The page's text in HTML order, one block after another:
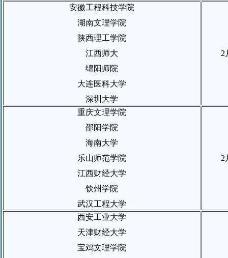
安徽工程科技学院
湖南文理学院
陕西理工学院
江西师大
绵阳师院
大连医科大学
深圳大学
2
重庆文理学院
邵阳学院
海南大学
乐山师范学院
江西财经大学
钦州学院
武汉工程大学
2
西安工业大学
天津财经大学
宝鸡文理学院